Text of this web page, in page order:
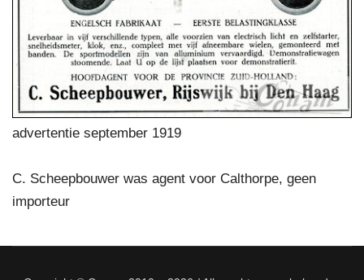
advertentie september 1919
C. Scheepbouwer was agent voor Calthorpe, geen
importeur